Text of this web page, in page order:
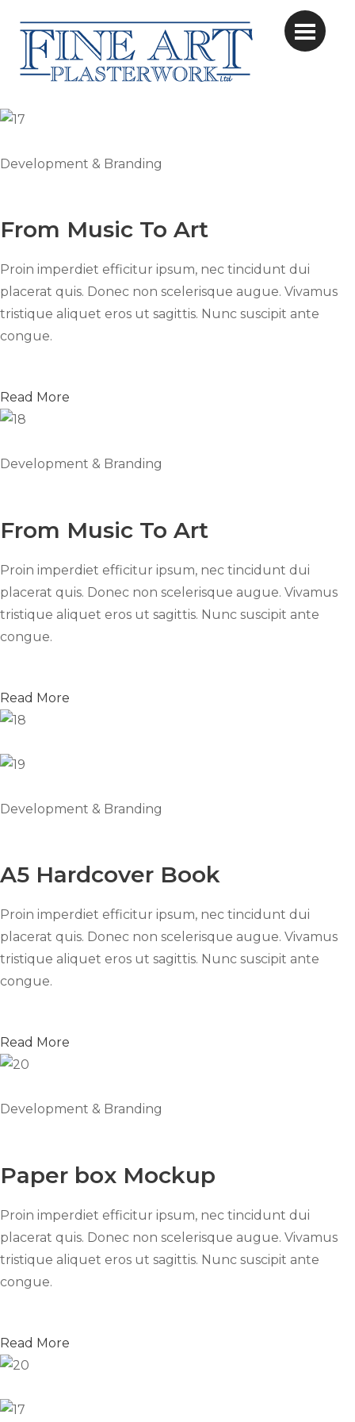
Development & Branding
From Music To Art
Proin imperdiet efficitur ipsum, nec tincidunt dui
placerat quis. Donec non scelerisque augue. Vivamus
tristique aliquet eros ut sagittis. Nunc suscipit ante
congue.
Read More
Development & Branding
From Music To Art
Proin imperdiet efficitur ipsum, nec tincidunt dui
placerat quis. Donec non scelerisque augue. Vivamus
tristique aliquet eros ut sagittis. Nunc suscipit ante
congue.
Read More
Development & Branding
A5 Hardcover Book
Proin imperdiet efficitur ipsum, nec tincidunt dui
placerat quis. Donec non scelerisque augue. Vivamus
tristique aliquet eros ut sagittis. Nunc suscipit ante
congue.
Read More
Development & Branding
Paper box Mockup
Proin imperdiet efficitur ipsum, nec tincidunt dui
placerat quis. Donec non scelerisque augue. Vivamus
tristique aliquet eros ut sagittis. Nunc suscipit ante
congue.
Read More